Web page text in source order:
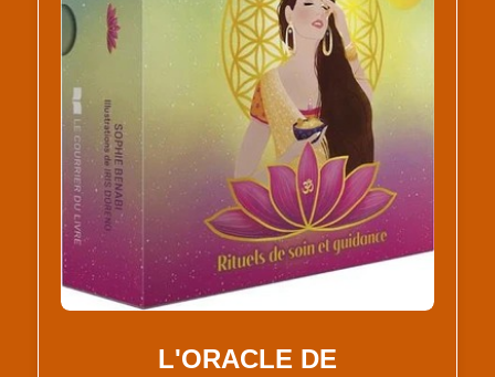
L'ORACLE DE